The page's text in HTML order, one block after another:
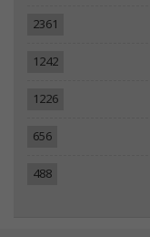
2361
1242
1226
656
488